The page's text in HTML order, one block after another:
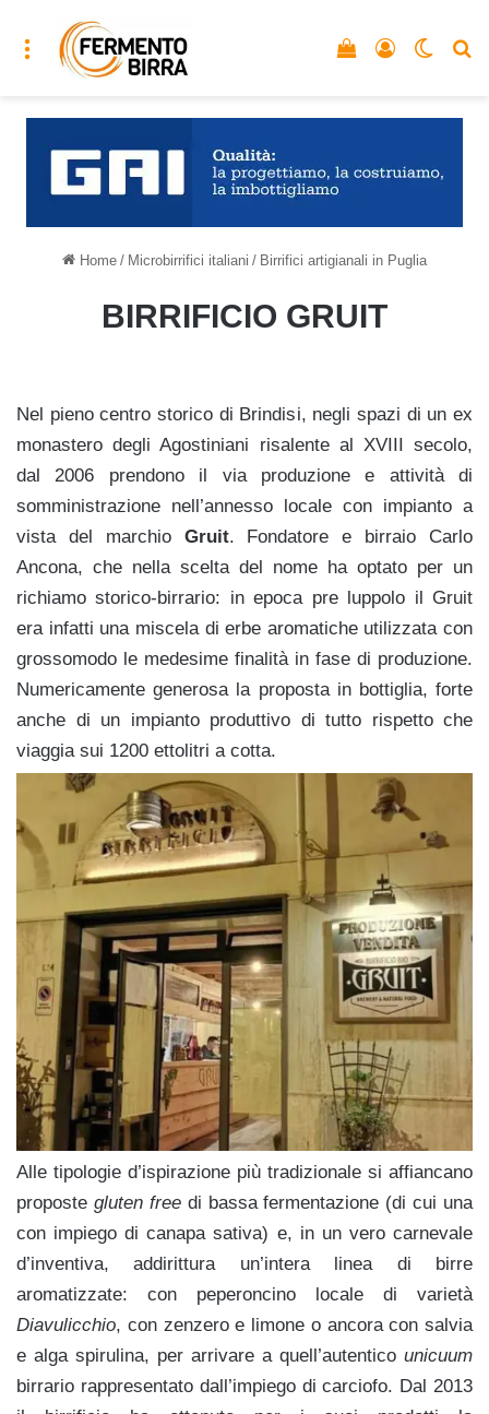
Menu Accedi
Vedi il carrello
Home / Microbirrifici italiani / Birrifici artigianali in Puglia
BIRRIFICIO GRUIT
Nel pieno centro storico di Brindisi, negli spazi di un ex
monastero degli Agostiniani risalente al XVIII secolo,
dal 2006 prendono il via produzione e attività di
somministrazione nell’annesso locale con impianto a
vista del marchio Gruit. Fondatore e birraio Carlo
Ancona, che nella scelta del nome ha optato per un
richiamo storico-birrario: in epoca pre luppolo il Gruit
era infatti una miscela di erbe aromatiche utilizzata con
grossomodo le medesime finalità in fase di produzione.
Numericamente generosa la proposta in bottiglia, forte
anche di un impianto produttivo di tutto rispetto che
viaggia sui 1200 ettolitri a cotta.
Alle tipologie d’ispirazione più tradizionale si affiancano
proposte gluten freedi bassa fermentazione (di cui una
con impiego di canapa sativa) e, in un vero carnevale
d’inventiva, addirittura un’intera linea di birre
aromatizzate: con peperoncino locale di varietà
Diavulicchio, con zenzero e limone o ancora con salvia
e alga spirulina, per arrivare a quell’autentico unicuum
birrario rappresentato dall’impiego di carciofo. Dal 2013